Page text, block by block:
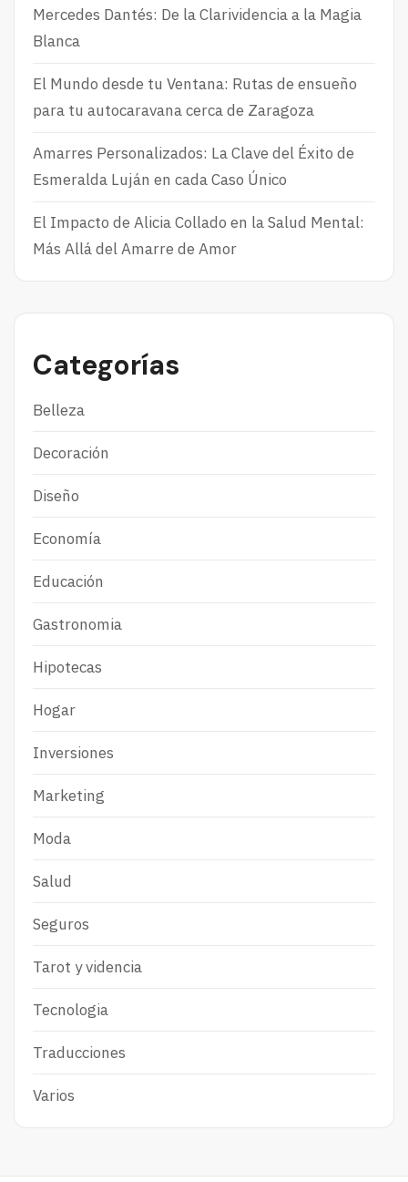
Mercedes Dantés: De la Clarividencia a la Magia
Blanca
El Mundo desde tu Ventana: Rutas de ensueño
para tu autocaravana cerca de Zaragoza
Amarres Personalizados: La Clave del Éxito de
Esmeralda Luján en cada Caso Único
El Impacto de Alicia Collado en la Salud Mental:
Más Allá del Amarre de Amor
Categorías
Belleza
Decoración
Diseño
Economía
Educación
Gastronomia
Hipotecas
Hogar
Inversiones
Marketing
Moda
Salud
Seguros
Tarot y videncia
Tecnologia
Traducciones
Varios